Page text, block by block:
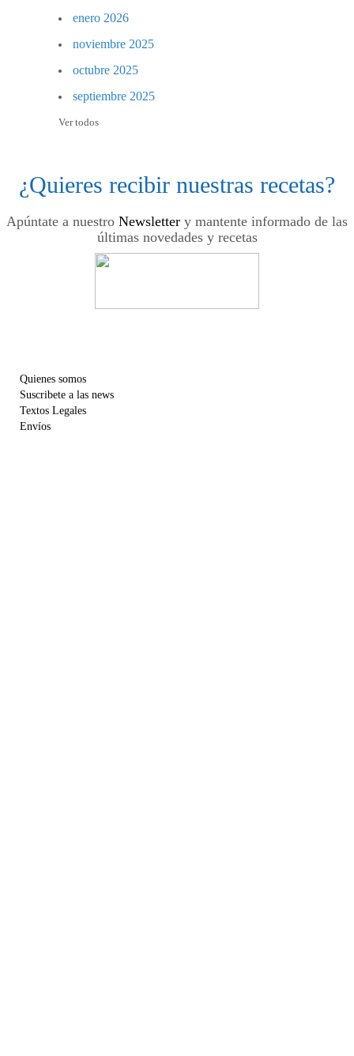
enero 2026
noviembre 2025
octubre 2025
septiembre 2025
Ver todos
¿Quieres recibir nuestras recetas?
Apúntate a nuestro Newsletter y mantente informado de las
últimas novedades y recetas
Quienes somos
Suscribete a las news
Textos Legales
Envíos